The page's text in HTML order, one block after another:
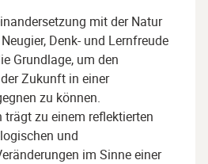
mit der Natur
Denk- und Lernfreude
Grundlage, um den
Zukunft in einer
zu können.
trägt zu einem reflektierten
und
im Sinne einer